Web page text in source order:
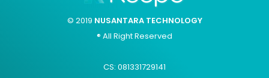
© 2019 NUSANTARA TECHNOLOGY
® All Right Reserved
CS: 081331729141